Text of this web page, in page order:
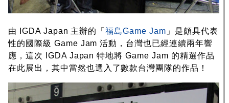
由 IGDA Japan 主辦的「福島Game Jam 」是頗具代表
性的國際級 Game Jam 活動，台灣也已經連續兩年響
應，這次 IGDA Japan 特地將 Game Jam 的精選作品
在此展出，其中當然也選入了數款台灣團隊的作品！